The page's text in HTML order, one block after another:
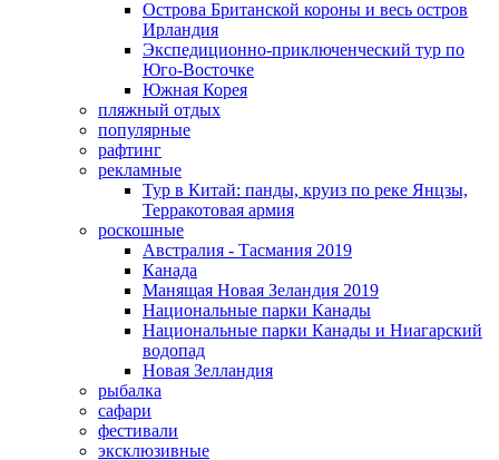
Острова Британской короны и весь остров
Ирландия
Экспедиционно-приключенческий тур по
Юго-Восточке
Южная Корея
пляжный отдых
популярные
рафтинг
рекламные
Тур в Китай: панды, круиз по реке Янцзы,
Терракотовая армия
роскошные
Австралия - Тасмания 2019
Канада
Манящая Новая Зеландия 2019
Национальные парки Канады
Национальные парки Канады и Ниагарский
водопад
Новая Зелландия
рыбалка
сафари
фестивали
эксклюзивные